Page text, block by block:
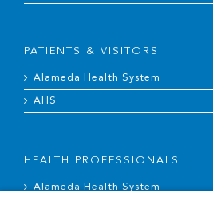
PATIENTS & VISITORS
Alameda Health System
AHS
HEALTH PROFESSIONALS
Alameda Health System